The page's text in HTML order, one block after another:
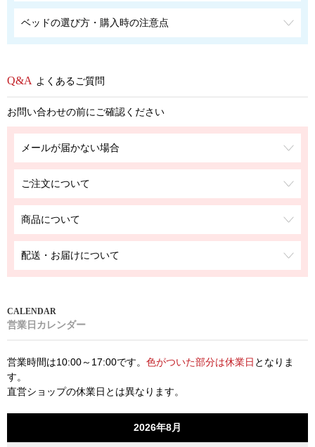
ベッドの選び方・購入時の注意点
よくあるご質問
お問い合わせの前にご確認ください
メールが届かない場合
ご注文について
商品について
配送・お届けについて
営業日カレンダー
営業時間は10:00～17:00です。 色がついた部分は休業日 となりま
す。
直営ショップの休業日とは異なります。
2026年8月